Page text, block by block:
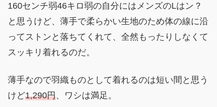
160センチ弱46キロ弱の自分にはメンズのLはン？
と思うけど、薄手で柔らかい生地のため体の線に沿
ってストンと落ちてくれて、全然もったりしなくて
スッキリ着れるのだ。
薄手なので羽織ものとして着れるのは短い間と思う
けど1,290円、ワシは満足。